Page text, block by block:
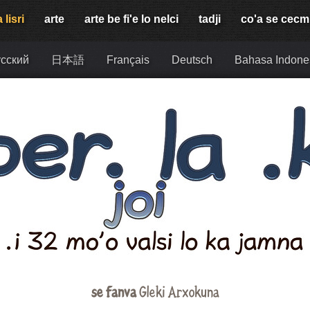
lisri arte arte be fi'e lo nelci tadji co'a se
日本語 Français Deutsch Bahasa
se fanvaGleki Arxokuna